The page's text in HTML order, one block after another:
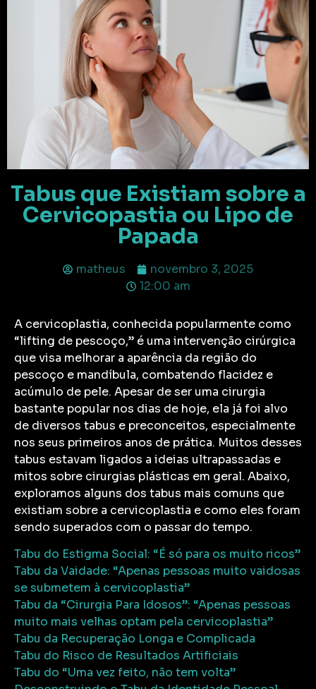
Tabus que Existiam sobre a
Cervicopastia ou Lipo de
Papada
matheus
novembro 3, 2025
12:00 am
A cervicoplastia, conhecida popularmente como
“lifting de pescoço,” é uma intervenção cirúrgica
que visa melhorar a aparência da região do
pescoço e mandíbula, combatendo flacidez e
acúmulo de pele. Apesar de ser uma cirurgia
bastante popular nos dias de hoje, ela já foi alvo
de diversos tabus e preconceitos, especialmente
nos seus primeiros anos de prática. Muitos desses
tabus estavam ligados a ideias ultrapassadas e
mitos sobre cirurgias plásticas em geral. Abaixo,
exploramos alguns dos tabus mais comuns que
existiam sobre a cervicoplastia e como eles foram
sendo superados com o passar do tempo.
Tabu do Estigma Social: “É só para os muito ricos”
Tabu da Vaidade: “Apenas pessoas muito vaidosas
se submetem à cervicoplastia”
Tabu da “Cirurgia Para Idosos”: “Apenas pessoas
muito mais velhas optam pela cervicoplastia”
Tabu da Recuperação Longa e Complicada
Tabu do Risco de Resultados Artificiais
Tabu do “Uma vez feito, não tem volta”